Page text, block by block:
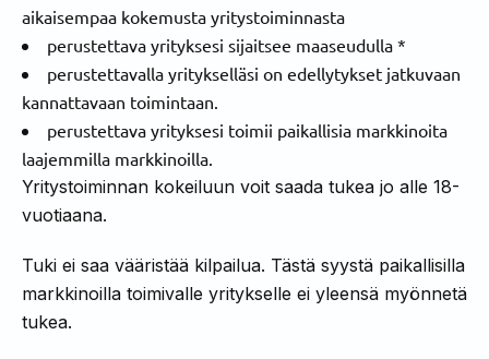
aikaisempaa kokemusta yritystoiminnasta
perustettava yrityksesi sijaitsee maaseudulla *
perustettavalla yritykselläsi on edellytykset jatkuvaan
kannattavaan toimintaan.
perustettava yrityksesi toimii paikallisia markkinoita
laajemmilla markkinoilla.
Yritystoiminnan kokeiluun voit saada tukea jo alle 18-
vuotiaana.
Tuki ei saa vääristää kilpailua. Tästä syystä paikallisilla
markkinoilla toimivalle yritykselle ei yleensä myönnetä
tukea.